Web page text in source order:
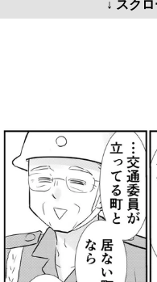
↓ スク